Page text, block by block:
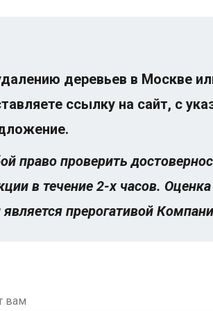
деревьев в Москве
ссылку на сайт, с
право проверить
в течение 2-х часов.
прерогативой
вам